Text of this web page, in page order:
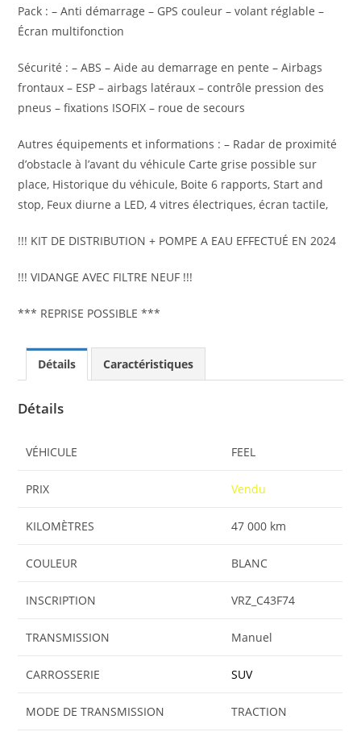
Pack : – Anti démarrage – GPS couleur – volant réglable –
Écran multifonction
Sécurité : – ABS – Aide au demarrage en pente – Airbags
frontaux – ESP – airbags latéraux – contrôle pression des
pneus – fixations ISOFIX – roue de secours
Autres équipements et informations : – Radar de proximité
d’obstacle à l’avant du véhicule Carte grise possible sur
place, Historique du véhicule, Boite 6 rapports, Start and
stop, Feux diurne a LED, 4 vitres électriques, écran tactile,
!!! KIT DE DISTRIBUTION + POMPE A EAU EFFECTUÉ EN 2024
!!! VIDANGE AVEC FILTRE NEUF !!!
*** REPRISE POSSIBLE ***
Détails Caractéristiques
Détails
VÉHICULE FEEL
PRIX Vendu
KILOMÈTRES 47 000 km
COULEUR BLANC
INSCRIPTION VRZ_C43F74
TRANSMISSION Manuel
CARROSSERIE SUV
MODE DE TRANSMISSION TRACTION